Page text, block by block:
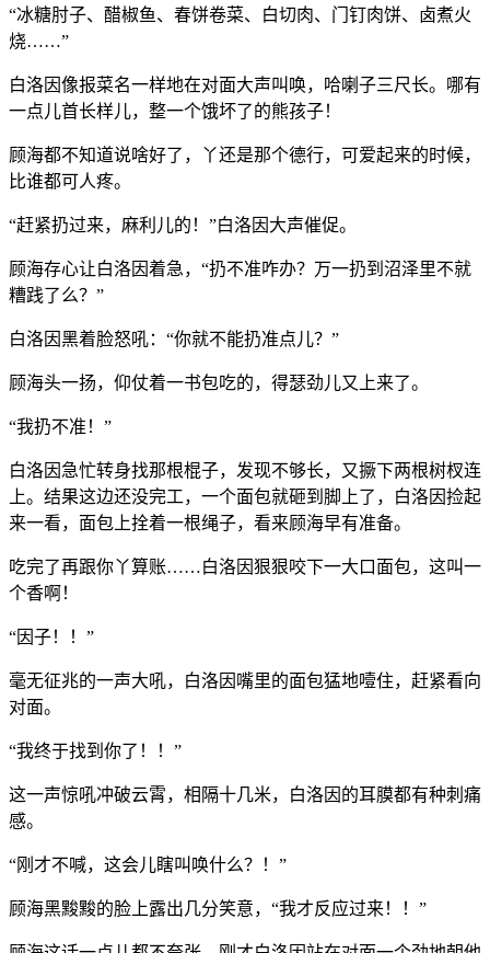
“冰糖肘子、醋椒鱼、春饼卷菜、白切肉、门钉肉饼、卤煮火
烧……”
白洛因像报菜名一样地在对面大声叫唤，哈喇子三尺长。哪有
一点儿首长样儿，整一个饿坏了的熊孩子！
顾海都不知道说啥好了，丫还是那个德行，可爱起来的时候，
比谁都可人疼。
“赶紧扔过来，麻利儿的！”白洛因大声催促。
顾海存心让白洛因着急，“扔不准咋办？万一扔到沼泽里不就
糟践了么？”
白洛因黑着脸怒吼：“你就不能扔准点儿？”
顾海头一扬，仰仗着一书包吃的，得瑟劲儿又上来了。
“我扔不准！”
白洛因急忙转身找那根棍子，发现不够长，又撅下两根树杈连
上。结果这边还没完工，一个面包就砸到脚上了，白洛因捡起
来一看，面包上拴着一根绳子，看来顾海早有准备。
吃完了再跟你丫算账……白洛因狠狠咬下一大口面包，这叫一
个香啊！
“因子！！”
毫无征兆的一声大吼，白洛因嘴里的面包猛地噎住，赶紧看向
对面。
“我终于找到你了！！”
这一声惊吼冲破云霄，相隔十几米，白洛因的耳膜都有种刺痛
感。
“刚才不喊，这会儿瞎叫唤什么？！”
顾海黑黢黢的脸上露出几分笑意，“我才反应过来！！”